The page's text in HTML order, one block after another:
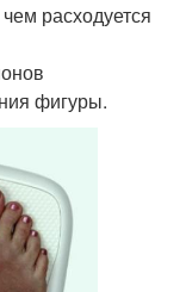
расходуется
фигуры.